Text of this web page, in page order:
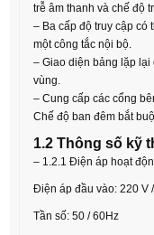
trễ âm thanh và chế độ
– Ba cấp độ truy cập có
một công tắc nội bộ.
– Giao diện bảng lặp
vùng.
– Cung cấp các cổng
Chế độ ban đêm bắt
1.2 Thông số kỹ
– 1.2.1 Điện áp hoạt
Điện áp đầu vào: 220 V
Tần số: 50 / 60Hz